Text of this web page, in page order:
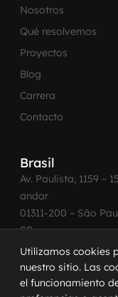
Nosotros
Qué resolvemos
Proyectos
Blog
Carrera
Contacto
Brasil
Av. Paulista, 1159 –
andar
01311-200 – São
SP
Telefone: +55 11
2600
Utilizamos cookies
nuestro sitio. Las
el funcionamiento